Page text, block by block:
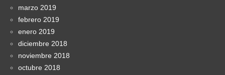
marzo 2019
febrero 2019
enero 2019
diciembre 2018
noviembre 2018
octubre 2018